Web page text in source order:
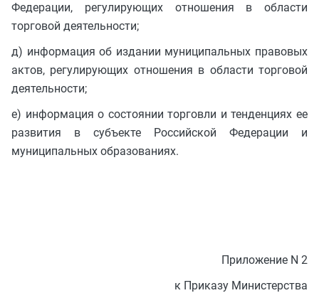
Федерации, регулирующих отношения в области
торговой деятельности;
д) информация об издании муниципальных правовых
актов, регулирующих отношения в области торговой
деятельности;
е) информация о состоянии торговли и тенденциях ее
развития в субъекте Российской Федерации и
муниципальных образованиях.
Приложение N 2
к Приказу Министерства